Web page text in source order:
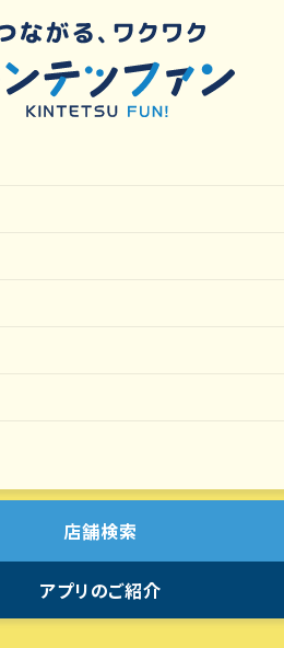
店舗検索
アプリのご紹介